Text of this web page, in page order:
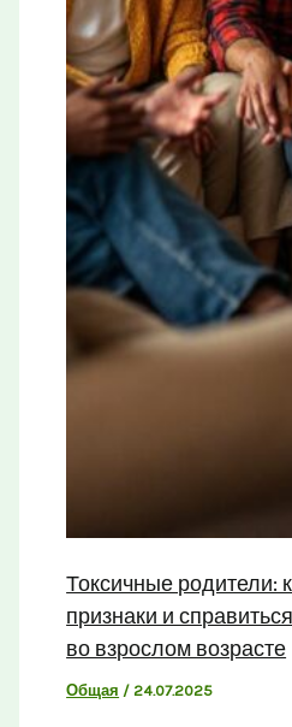
Токсичные родители:
признаки и
во взрослом возрасте
Общая /24.07.2025